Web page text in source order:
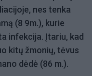
nes tenka
(8 9m.), kurie
infekcija. Įtariu, kad
kitų žmonių, tėvus
dėdė (86 m.).